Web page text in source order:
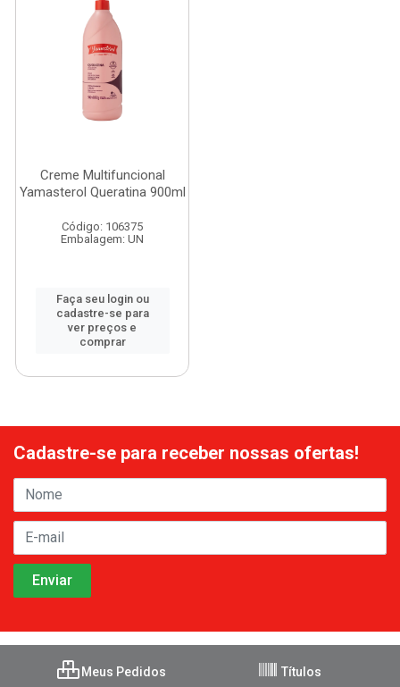
Creme Multifuncional
Yamasterol Queratina 900ml
Código: 106375
Embalagem: UN
Faça seu login ou
cadastre-se para
ver preços e
comprar
Cadastre-se para receber nossas ofertas!
Meus Pedidos Títulos